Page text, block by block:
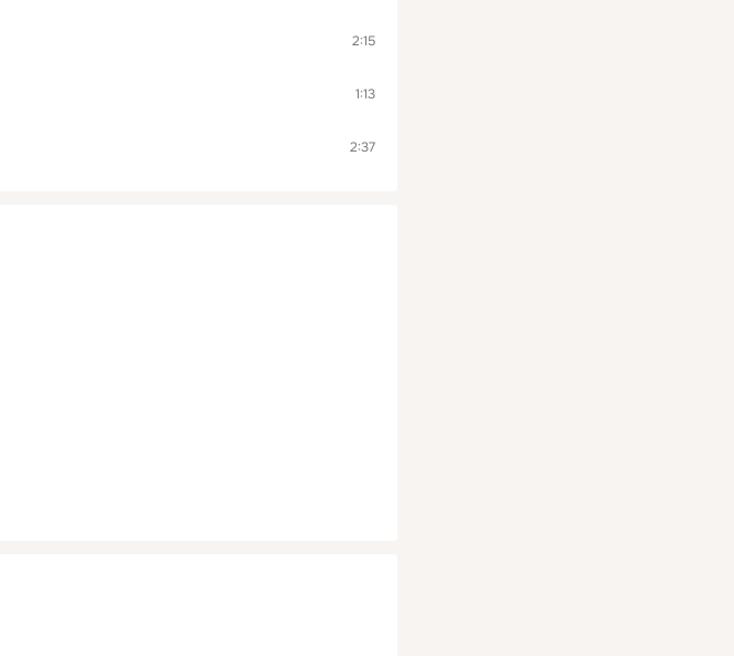
2:15
1:13
2:37